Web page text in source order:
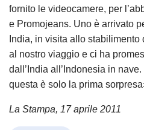
fornito le videocamere, per
e Promojeans. Uno è arrivato
India, in visita allo
al nostro viaggio e ci ha
dall’India all’Indonesia in
questa è solo la prima
La Stampa, 17 aprile 2011